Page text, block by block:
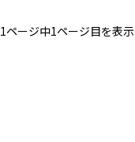
1ページ中1ページ目を表示